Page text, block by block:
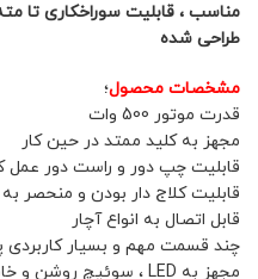
طراحی شده
مشخصات محصول؛
قدرت موتور 500 وات
مجهز به کلید ممتد در حین کار
قابلیت چپ دور و راست دور عمل
قابلیت کلاج دار بودن و منحصر
قابل اتصال به انواع آچار
چند قسمت مهم و بسیار